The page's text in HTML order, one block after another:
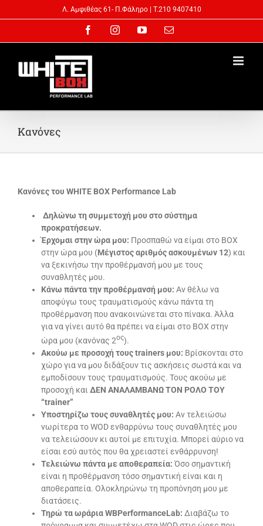
to
Λ. Αμφιθέας 61- Π.Φάληρo | T.210 9407410
FacebookInstagramYouTubeEmail
Κανόνες
Κανόνες του WHITE BOX Performance Lab
Δηλώνω τη συμμετοχή μου στο σύστημα
προκρατήσεων.
Έρχομαι στην ώρα μου: Προσπαθώ να είμαι στο ΒΟΧ
στην ώρα μου (Μέγιστος αριθμός ασκουμένων 12) και
να ξεκινήσω την προθέρμανσή μου με τους
συναθλητές μου.
Κάνω πάντα την προθέρμανσή μου: Αν θέλω να
αποφύγω τους τραυματισμούς κάνω πάντα τη
προθέρμανση που ανακοινώνεται στο πίνακα. Άλλα
για να γίνει αυτό θα πρέπει να είμαι στο ΒΟΧ στην
ώρα μου (κανόνας 2ος).
Ακούω με προσοχή τουςtrainersμου: Βρίσκονται στο
χώρο για να μου διδάξουν τις ασκήσεις σωστά και να
εμποδίσουν τους τραυματισμούς. Τους ακούω με
προσοχή και ΔΕΝ ΑΝΑΛΑΜΒΑΝΩ ΤΟΝ ΡΟΛΟ ΤΟΥ
“trainer”
Υποστηρίζω τους συναθλητές μου: Αν τελειώσω
νωρίτερα το WOD ενθαρρύνω τους συναθλητές μου
να τελειώσουν κι αυτοί με επιτυχία. Μπορεί αύριο να
είσαι εσύ αυτός που θα χρειαστεί ενθάρρυνση!
Τελειώνω πάντα με αποθεραπεία: Όσο σημαντική
είναι η προθέρμανση τόσο σημαντική είναι και η
αποθεραπεία. Ολοκληρώνω τη προπόνηση μου με
διατάσεις.
Τηρώ τα ωράριαWBPerformanceLab: Διαβάζω το